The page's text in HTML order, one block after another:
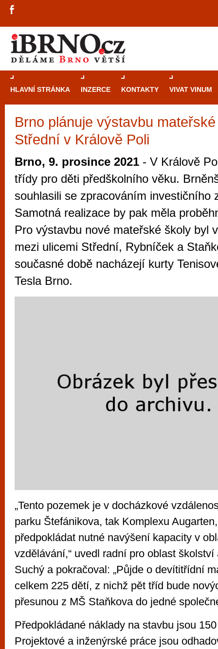
HLAVNÍ STRÁNKA INZERCE KONTAKTY VIVAT VINUM
Brno plánuje výstavbu
Střední v Králově Poli
Brno, 9. prosince 2021 - V Králově
třídy pro děti předškolního věku.
souhlasili se zpracováním investičního
Samotná realizace by pak měla
Pro výstavbu nové mateřské školy byl
mezi ulicemi Střední, Rybníček a
současné době nacházejí kurty
Tesla Brno.
„Tento pozemek je v docházkové
parku Štefánikova, tak Komplexu
předpokládat nutné navýšení kapacity v
vzdělávání,“ uvedl radní pro oblast
Suchý a pokračoval: „Půjde o devítitřídní
celkem 225 dětí, z nichž pět tříd bude
přesunou z MŠ Staňkova do jedné
Předpokládané náklady na stavbu jsou
Projektové a inženýrské práce jsou
Průvodce
Brně: Od
Brno je
zajímavé
restaurace,
Mimo jiné je ale také místem, kde si
vyzkoušet různé kasinové hry. V
metropoli naleznete širokou nabídku her
po moderní automaty jak pro pravidelné
příležitostné hráče. V...